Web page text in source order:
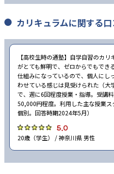
カリキュラムに関する口
【高校生時の通塾】自学自習のカリ
がとても鮮明で、ゼロからでもでき
仕組みになっているので、個人にし
わせている感じは見受けられた（大
で、週に6回程度授業・指導。受講
50,000円程度。利用した主な授業ス
個別。回答時期2024年5月）
5.0
20歳（学生） / 神奈川県 男性